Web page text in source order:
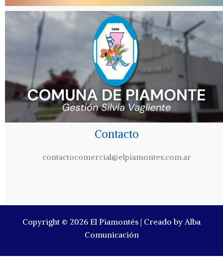
Contacto
contactocomercial@elpiamontes.com.ar
Copyright © 2026 El Piamontés | Creado by Alba
Comunicación